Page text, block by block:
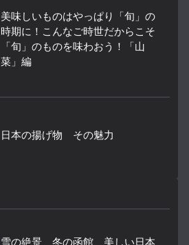
美味しいものはやっぱり「旬」の
時期に！こんなご時世だからこそ
「旬」のものを味わおう！「山
菜」編
日本の揚げ物 その魅力
雪の絶景 冬の函館 美しい日本